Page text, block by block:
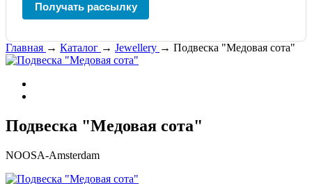
Получать рассылку
Главная → Каталог → Jewellery → Подвеска "Медовая сота"
Подвеска "Медовая сота"
NOOSA-Amsterdam